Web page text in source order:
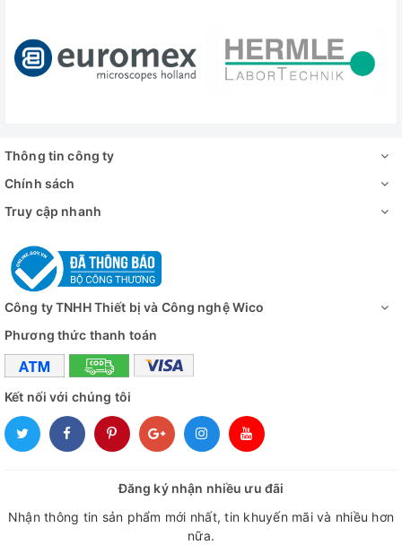
phép thực hiện chu trình tiếp theo nhanh hơn.
- Đèn LED sáng khi nhiệt độ và độ chân không thích hợp.
sấy.
phẩm, Sinh học, Công nghiệp thực phẩm đến Công nghiệp
Thông tin công ty
Chính sách
Truy cập nhanh
Công ty TNHH Thiết bị và Công nghệ Wico
Phương thức thanh toán
Kết nối với chúng tôi
Đăng ký nhận nhiều ưu đãi
Nhận thông tin sản phẩm mới nhất, tin khuyến mãi và nhiều hơn
nữa.